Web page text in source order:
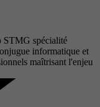
STMG spécialité
informatique et
maîtrisant l'enjeu